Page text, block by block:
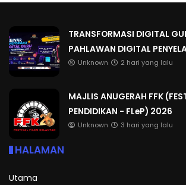
TRANSFORMASI DIGITAL
PAHLAWAN DIGITAL
Unknown 2 hari yang lalu
MAJLIS ANUGERAH FFK
PENDIDIKAN - FLeP) 2026
Unknown 3 hari yang lalu
HALAMAN
Utama